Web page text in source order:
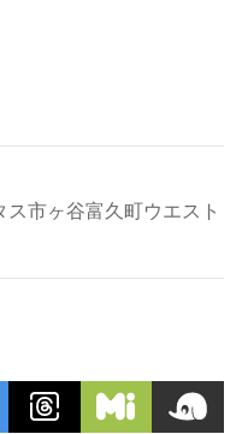
市ヶ谷富久町ウエスト